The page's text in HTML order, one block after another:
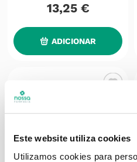
Este website utiliza cookies
Utilizamos cookies para
13,25 €
ADICIONAR